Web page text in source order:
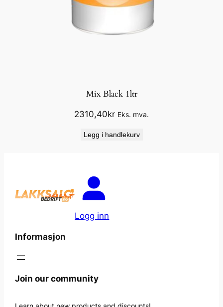
Mix Black 1ltr
2310,40kr Eks. mva.
Legg i handlekurv
Logg inn
Informasjon
Join our community